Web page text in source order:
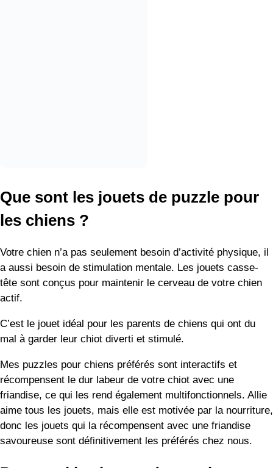
aime tous les jouets, mais elle est motivée par la nourriture,
donc les jouets qui la récompensent avec une friandise
Pourquoi les jouets de puzzle sont-
ils bons pour les bergers allemands
Comme je l’ai mentionné au début, les bergers allemands
chiens de travail, ils ont donc besoin d’emplois ou de
tâches qui les mettent au défi – sinon, ils peuvent devenir
destructeurs.
Voici quelques raisons pour lesquelles les jouets de puzzle
sont les genoux de l’abeille lorsqu’il s’agit de divertir votre